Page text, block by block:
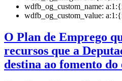
wdfb_og_custom_name:
wdfb_og_custom_value:
O Plan de Emprego
recursos que a
destina ao fomento do